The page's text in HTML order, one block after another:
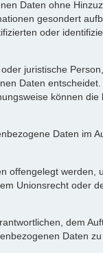
Daten ohne
gesondert
oder
juristische
Daten
können die
Daten im
offengelegt werden,
Unionsrecht oder
dem
Daten